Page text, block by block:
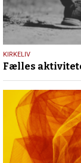
25.
maj
2026
KIRKELIV
Fælles